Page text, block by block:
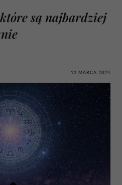
są najbardziej
12 MARCA 2024